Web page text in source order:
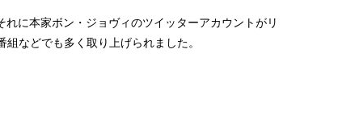
に本家ボン・ジョヴィのツイッターアカウントがリ
などでも多く取り上げられました。